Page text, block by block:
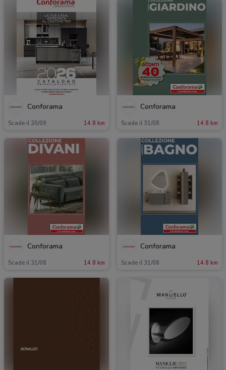
Conforama
Scade il 30/09 14.8 km
Conforama
Scade il 31/08 14.8 km
Conforama
Scade il 31/08 14.8 km
Conforama
Scade il 31/08 14.8 km